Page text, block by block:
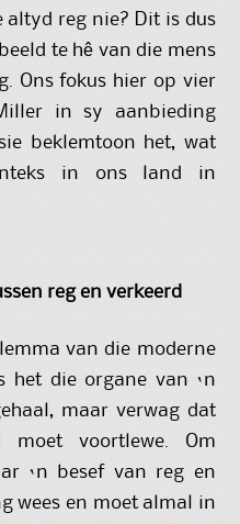
altyd reg nie? Dit is dus
te hê van die mens
Ons fokus hier op vier
in sy aanbieding
beklemtoon het, wat
in ons land in
reg en verkeerd
van die moderne
het die organe van ‘n
maar verwag dat
moet voortlewe. Om
‘n besef van reg en
wees en moet almal in